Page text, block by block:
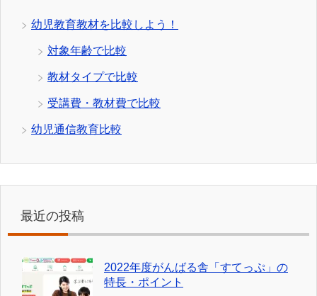
幼児教育教材を比較しよう！
対象年齢で比較
教材タイプで比較
受講費・教材費で比較
幼児通信教育比較
最近の投稿
2022年度がんばる舎「すてっぷ」の
特長・ポイント